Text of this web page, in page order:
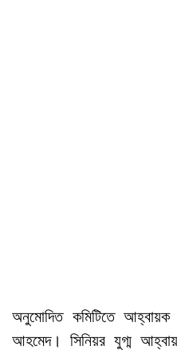
অনুমোদিত কমিটিতে আহ্বায়ক
আহমেদ। সিনিয়র যুগ্ম